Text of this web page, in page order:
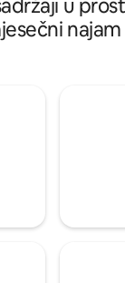
u
najam